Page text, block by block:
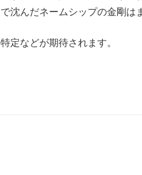
沈んだネームシップの金剛は
定などが期待されます。